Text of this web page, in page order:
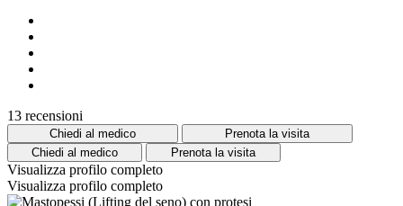
13 recensioni
Chiedi al medico
Prenota la visita
Chiedi al medico
Prenota la visita
Visualizza profilo completo
Visualizza profilo completo